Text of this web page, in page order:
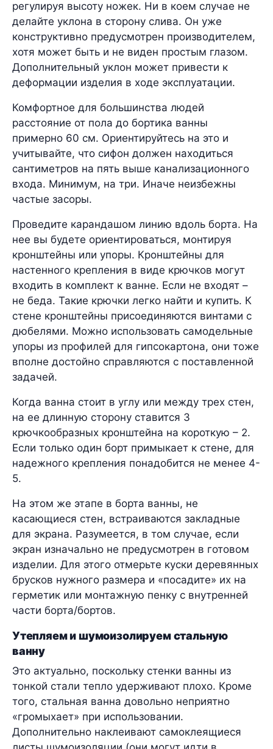
регулируя высоту ножек. Ни в коем случае не
делайте уклона в сторону слива. Он уже
конструктивно предусмотрен производителем,
хотя может быть и не виден простым глазом.
Дополнительный уклон может привести к
деформации изделия в ходе эксплуатации.
Комфортное для большинства людей
расстояние от пола до бортика ванны
примерно 60 см. Ориентируйтесь на это и
учитывайте, что сифон должен находиться
сантиметров на пять выше канализационного
входа. Минимум, на три. Иначе неизбежны
частые засоры.
Проведите карандашом линию вдоль борта. На
нее вы будете ориентироваться, монтируя
кронштейны или упоры. Кронштейны для
настенного крепления в виде крючков могут
входить в комплект к ванне. Если не входят –
не беда. Такие крючки легко найти и купить. К
стене кронштейны присоединяются винтами с
дюбелями. Можно использовать самодельные
упоры из профилей для гипсокартона, они тоже
вполне достойно справляются с поставленной
задачей.
Когда ванна стоит в углу или между трех стен,
на ее длинную сторону ставится 3
крючкообразных кронштейна на короткую – 2.
Если только один борт примыкает к стене, для
надежного крепления понадобится не менее 4-
5.
На этом же этапе в борта ванны, не
касающиеся стен, встраиваются закладные
для экрана. Разумеется, в том случае, если
экран изначально не предусмотрен в готовом
изделии. Для этого отмерьте куски деревянных
брусков нужного размера и «посадите» их на
герметик или монтажную пенку с внутренней
части борта/бортов.
Утепляем и шумоизолируем стальную
ванну
Это актуально, поскольку стенки ванны из
тонкой стали тепло удерживают плохо. Кроме
того, стальная ванна довольно неприятно
«громыхает» при использовании.
Дополнительно наклеивают самоклеящиеся